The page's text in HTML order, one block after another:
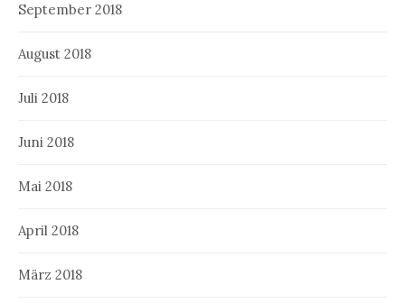
September 2018
August 2018
Juli 2018
Juni 2018
Mai 2018
April 2018
März 2018